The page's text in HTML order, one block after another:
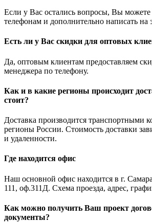
Если у Вас остались вопросы, Вы
телефонам и дополнительно написать на
Есть ли у Вас скидки для оптовых
Да, оптовым клиентам предоставляем
менеджера по телефону.
Как и в какие регионы происходит
стоит?
Доставка производится транспортными
регионы России. Стоимость доставки
и удаленности.
Где находится офис
Наш основной офис находится в г.
111, оф.311Д. Схема проезда, адрес,
Как можно получить Ваш проект
документы?